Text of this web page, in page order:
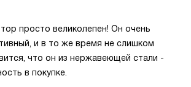
просто великолепен! Он очень
и в то же время не слишком
что он из нержавеющей стали -
в покупке.